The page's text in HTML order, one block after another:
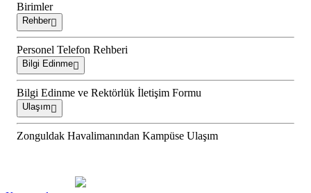
Birimler
Rehber
Personel Telefon Rehberi
Bilgi Edinme
Bilgi Edinme ve Rektörlük İletişim Formu
Ulaşım
Zonguldak Havalimanından Kampüse Ulaşım